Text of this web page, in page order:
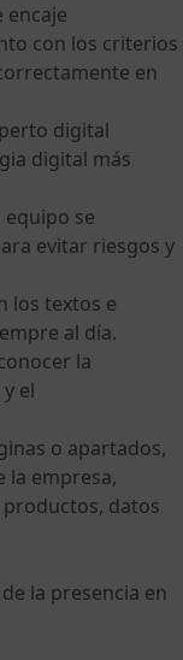
encaje
con los criterios
en
digital
digital más
se
evitar riesgos y
los textos e
al día.
la
el
o apartados,
la empresa,
datos
la presencia en